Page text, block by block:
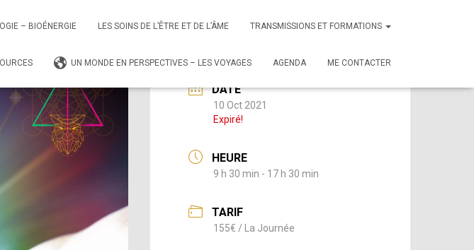
– BIOÉNERGIE LES SOINS DE L’ÊTRE ET DE L’ÂME TRANSMISSIONS ET FORMATIONS
UN MONDE EN PERSPECTIVES – LES VOYAGES AGENDA ME CONTACTER
DATE
10 Oct 2021
Expiré!
HEURE
9 h 30 min - 17 h 30 min
TARIF
155€ / La Journée